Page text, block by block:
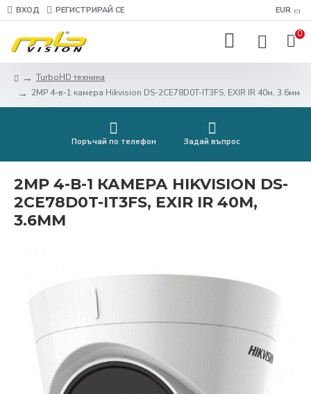
ВХОД РЕГИСТРИРАЙ СЕ EUR
0
TurboHD техника
2MP 4-в-1 камера Hikvision DS-2CE78D0T-IT3FS, EXIR IR 40м, 3.6мм
Поръчай по телефон Задай въпрос
2MP 4-В-1 КАМЕРА HIKVISION DS-
2CE78D0T-IT3FS, EXIR IR 40М,
3.6ММ